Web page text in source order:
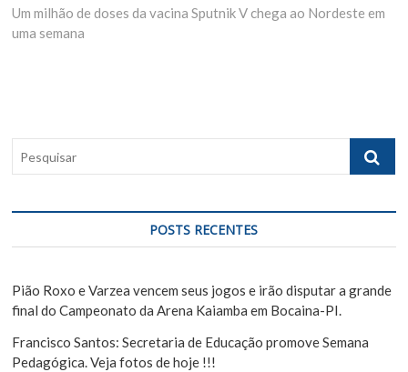
e
ã
o
P
o
s
t
i
o
t
:
e
x
:
Um milhão de doses da vacina Sputnik V chega ao Nordeste em
uma semana
q
i
a
POSTS RECENTES
Pião Roxo e Varzea vencem seus jogos e irão disputar a grande
final do Campeonato da Arena Kaiamba em Bocaina-PI.
Francisco Santos: Secretaria de Educação promove Semana
Pedagógica. Veja fotos de hoje !!!